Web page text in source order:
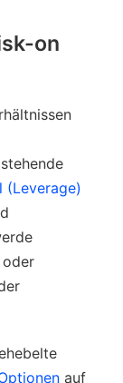
on
(Leverage)
auf